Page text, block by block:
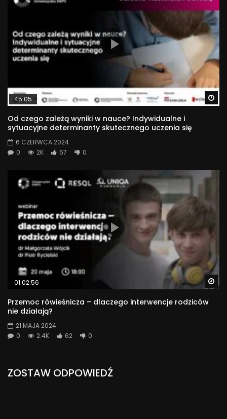
45:05
Od czego zależą wyniki w nauce? Indywidualne i
sytuacyjne determinanty skutecznego uczenia się
6 CZERWCA 2024
0
2K 57 0
01:02:56
Przemoc rówieśnicza – dlaczego interwencje rodziców
nie działają?
21 MAJA 2024
0
2.4K 62 0
ZOSTAW ODPOWIEDŹ